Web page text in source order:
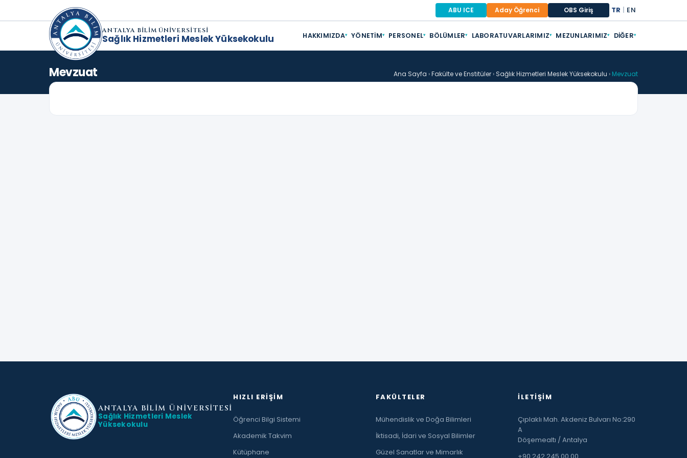
ABU ICE Aday Öğrenci OBS Giriş TR | EN
ANTALYA BİLİM ÜNİVERSİTESİ
Sağlık Hizmetleri Meslek Yüksekokulu HAKKIMIZDA▾ YÖNETIM▾ PERSONEL▾ BÖLÜMLER▾ LABORATUVARLARIMIZ▾ MEZUNLARIMIZ▾ DIĞER▾
Mevzuat Ana Sayfa ›Fakülte ve Enstitüler › Sağlık Hizmetleri Meslek Yüksekokulu › Mevzuat
ANTALYA BİLİM ÜNİVERSİTESİ
Sağlık Hizmetleri Meslek
Yüksekokulu
HIZLI ERIŞIM
Öğrenci Bilgi Sistemi
Akademik Takvim
Kütüphane
FAKÜLTELER
Mühendislik ve Doğa Bilimleri
İktisadi, İdari ve Sosyal Bilimler
Güzel Sanatlar ve Mimarlık
İLETIŞIM
Çıplaklı Mah. Akdeniz Bulvarı No:290
A
Döşemealtı / Antalya